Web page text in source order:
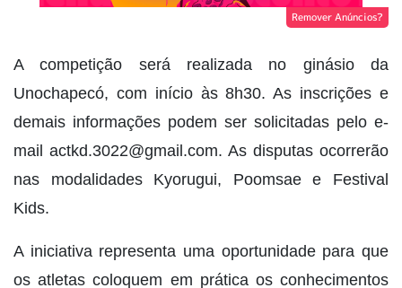
Remover Anúncios?
A competição será realizada no ginásio da
Unochapecó, com início às 8h30. As inscrições e
demais informações podem ser solicitadas pelo e-
mail actkd.3022@gmail.com. As disputas ocorrerão
nas modalidades Kyorugui, Poomsae e Festival
Kids.
A iniciativa representa uma oportunidade para que
os atletas coloquem em prática os conhecimentos